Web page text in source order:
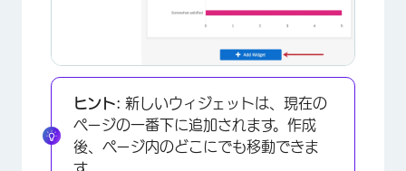
ヒント: 新しいウィジェットは、現在の
ページの一番下に追加されます。作成
後、ページ内のどこにでも移動できま
す。